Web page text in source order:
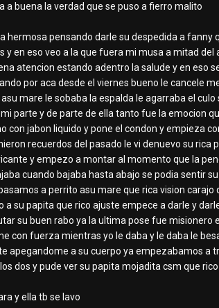
a buena la verdad que se puso a fierro malito
hermosa pensando darle su despedida a
y en eso veo a la que fuera mi musa a mitad
atencion estando adentro la salude y en eso
por aca desde el viernes bueno le cancele
mare le sobaba la espalda le agarraba el
parte y de parte de ella tanto fue la emocion
con jabon liquido y pone el condon y empieza
recuerdos del pasado le vi denuevo su
y empezo a montar al momento que la
cuando bajaba hasta abajo se podia sentir
a perrito asu mare que rica vision
su papita que rico ajuste empece a darle y
su buen rabo ya la ultima pose fue misionero
con fuerza mientras yo le daba y le daba le
apegandome a su cuerpo ya empezabamos a
dos y pude ver su papita mojadita csm que rico
y ella tb se lavo